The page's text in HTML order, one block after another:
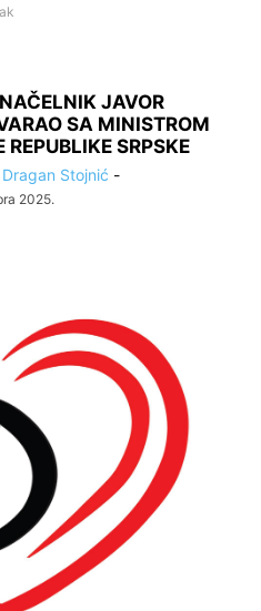
JAVOR
SA MINISTROM
REPUBLIKE SRPSKE
Dragan Stojnić -
2025.